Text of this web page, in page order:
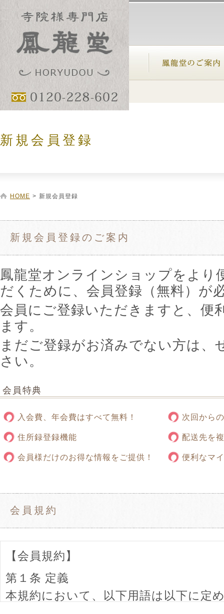
新規会員登録
HOME > 新規会員登録
新規会員登録のご案内
鳳龍堂オンラインショップをより
だくために、会員登録（無料）が
会員にご登録いただきますと、便
ます。
まだご登録がお済みでない方は、
さい。
会員特典
入会費、年会費はすべて無料！
住所録登録機能
会員様だけのお得な情報をご提供！
次回から
配送先を
便利なマ
会員規約
【会員規約】
第１条 定義
本規約において、以下用語は以下に定